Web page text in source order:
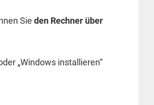
Sie den Rechner über
„Windows installieren“